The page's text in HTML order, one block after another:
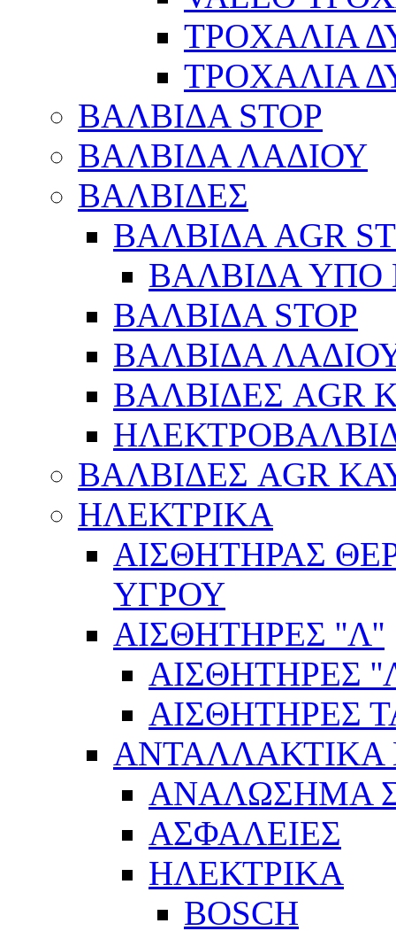
ΤΡΟΧΑΛΙΑ
ΤΡΟΧΑΛΙΑ
ΒΑΛΒΙΔΑ STOP
ΒΑΛΒΙΔΑ ΛΑΔΙΟΥ
ΒΑΛΒΙΔΕΣ
ΒΑΛΒΙΔΑ AGR
ΒΑΛΒΙΔΑ ΥΠΟ
ΒΑΛΒΙΔΑ STOP
ΒΑΛΒΙΔΑ
ΒΑΛΒΙΔΕΣ AGR
ΒΑΛΒΙΔΕΣ AGR
ΗΛΕΚΤΡΙΚΑ
ΑΙΣΘΗΤΗΡΑΣ
ΥΓΡΟΥ
ΑΙΣΘΗΤΗΡΕΣ ''Λ''
ΑΙΣΘΗΤΗΡEΣ
ΑΙΣΘΗΤΗΡEΣ
ΑΝΤΑΛΛΑΚΤΙΚΑ
ΑΝΑΛΩΣΗΜΑ
ΑΣΦΑΛΕΙΕΣ
ΗΛΕΚΤΡΙΚΑ
BOSCH